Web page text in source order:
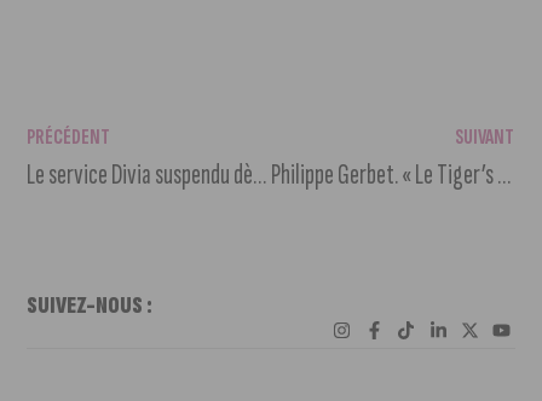
PRÉCÉDENT
Le service Divia suspendu dès ce vendredi soir et ce week-end
SUIVANT
Philippe Gerbet. « Le Tiger’s Fights 5 sera un mix événement »
SUIVEZ-NOUS :